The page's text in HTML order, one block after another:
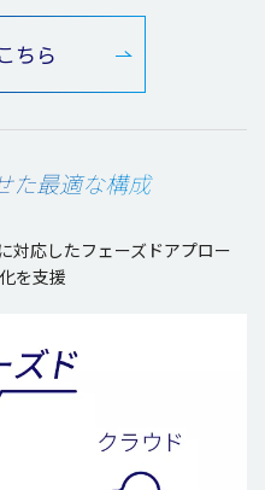
ちら
た最適な構成
対応したフェーズドアプロー
を支援